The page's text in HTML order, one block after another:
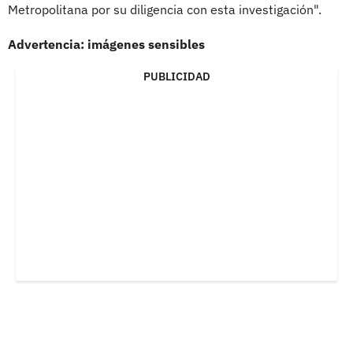
Metropolitana por su diligencia con esta investigación".
Advertencia: imágenes sensibles
PUBLICIDAD